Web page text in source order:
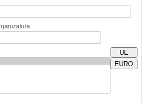
UE
EURO